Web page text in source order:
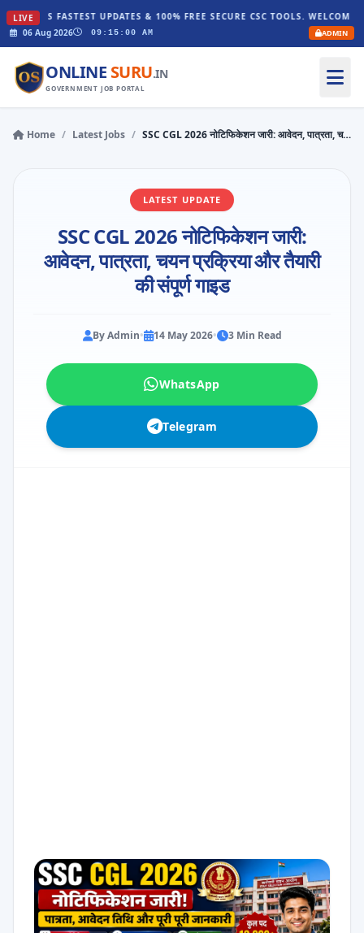
LIVE
FASTEST UPDATES & 100% FREE SECURE CSC TOOLS. WELCOME TO
06 Aug 2026
09:15:01 AM ADMIN
ONLINE SURU.IN
GOVERNMENT JOB PORTAL
Home / Latest Jobs / SSC CGL 2026 नोटिफिकेशन जारी: आवेदन, पात्रता, चयन प्रक्रिया और तैयारी की संपूर्ण गाइड
LATEST UPDATE
SSC CGL 2026 नोटिफिकेशन जारी:
आवेदन, पात्रता, चयन प्रक्रिया और तैयारी
की संपूर्ण गाइड
By Admin• 14 May 2026• 3 Min Read
WhatsApp
Telegram